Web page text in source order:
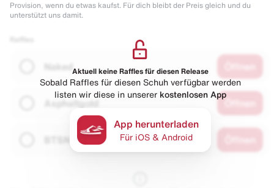
Provision, wenn du etwas kaufst. Für dich bleibt der Preis gleich und du
unterstützt uns damit.
Naked
Asphaltgold
Aktuell keine Raffles für diesen Release
Sobald Raffles für diesen Schuh verfügbar werden
listen wir diese in unserer kostenlosen App
App herunterladen
Für iOS & Android